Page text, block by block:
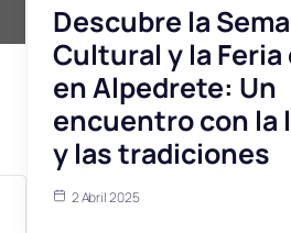
Descubre la
Cultural y la Feria
en Alpedrete: Un
encuentro con la
y las tradiciones
2 Abril 2025